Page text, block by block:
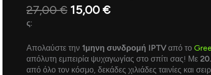
27,00€ 15,00 €
ς:
Απολαύστε την 1μηνη συνδρομή IPTVαπό το
απόλυτη εμπειρία ψυχαγωγίας στο σπίτι σας! Με
από όλο τον κόσμο, δεκάδες χιλιάδες ταινίες και